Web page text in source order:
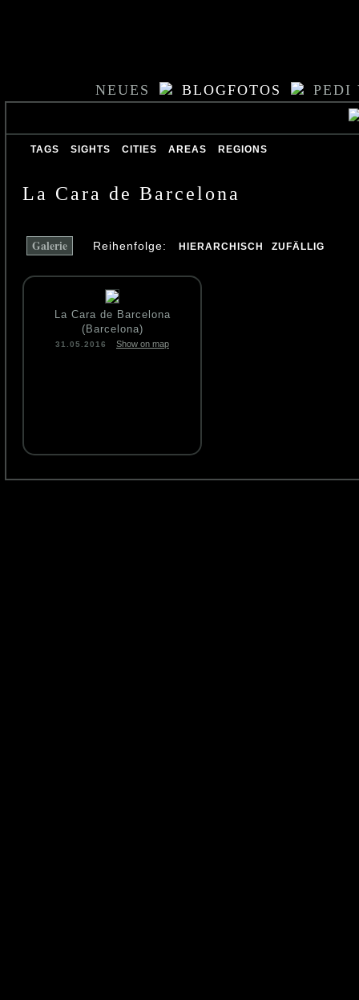
NEUES BLOGFOTOS PEDI
TAGS SIGHTS CITIES AREAS REGIONS
La Cara de Barcelona
Galerie Reihenfolge: HIERARCHISCH ZUFÄLLIG
La Cara de Barcelona
(Barcelona)
31.05.2016 Show on map